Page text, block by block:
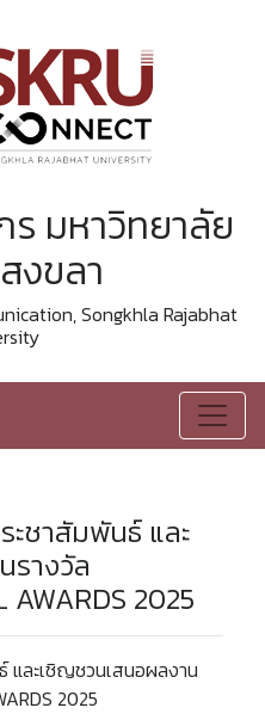
มหาวิทยาลัย
งขลา
Songkhla Rajabhat
ะชาสัมพันธ์ และ
รางวัล
AWARDS 2025
และเชิญชวนเสนอผลงาน
2025